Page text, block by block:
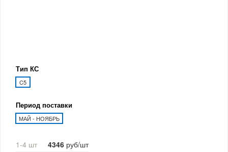
Тип КС
C5
Период поставки
МАЙ - НОЯБРЬ
1-4 шт 4346 руб/шт